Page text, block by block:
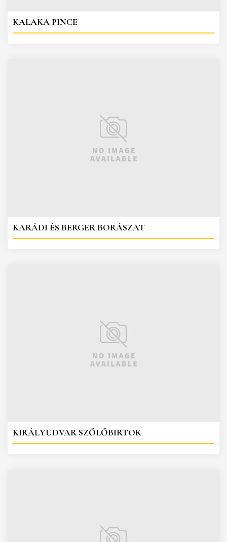
KALAKA PINCE
KARÁDI ÉS BERGER BORÁSZAT
KIRÁLYUDVAR SZŐLŐBIRTOK